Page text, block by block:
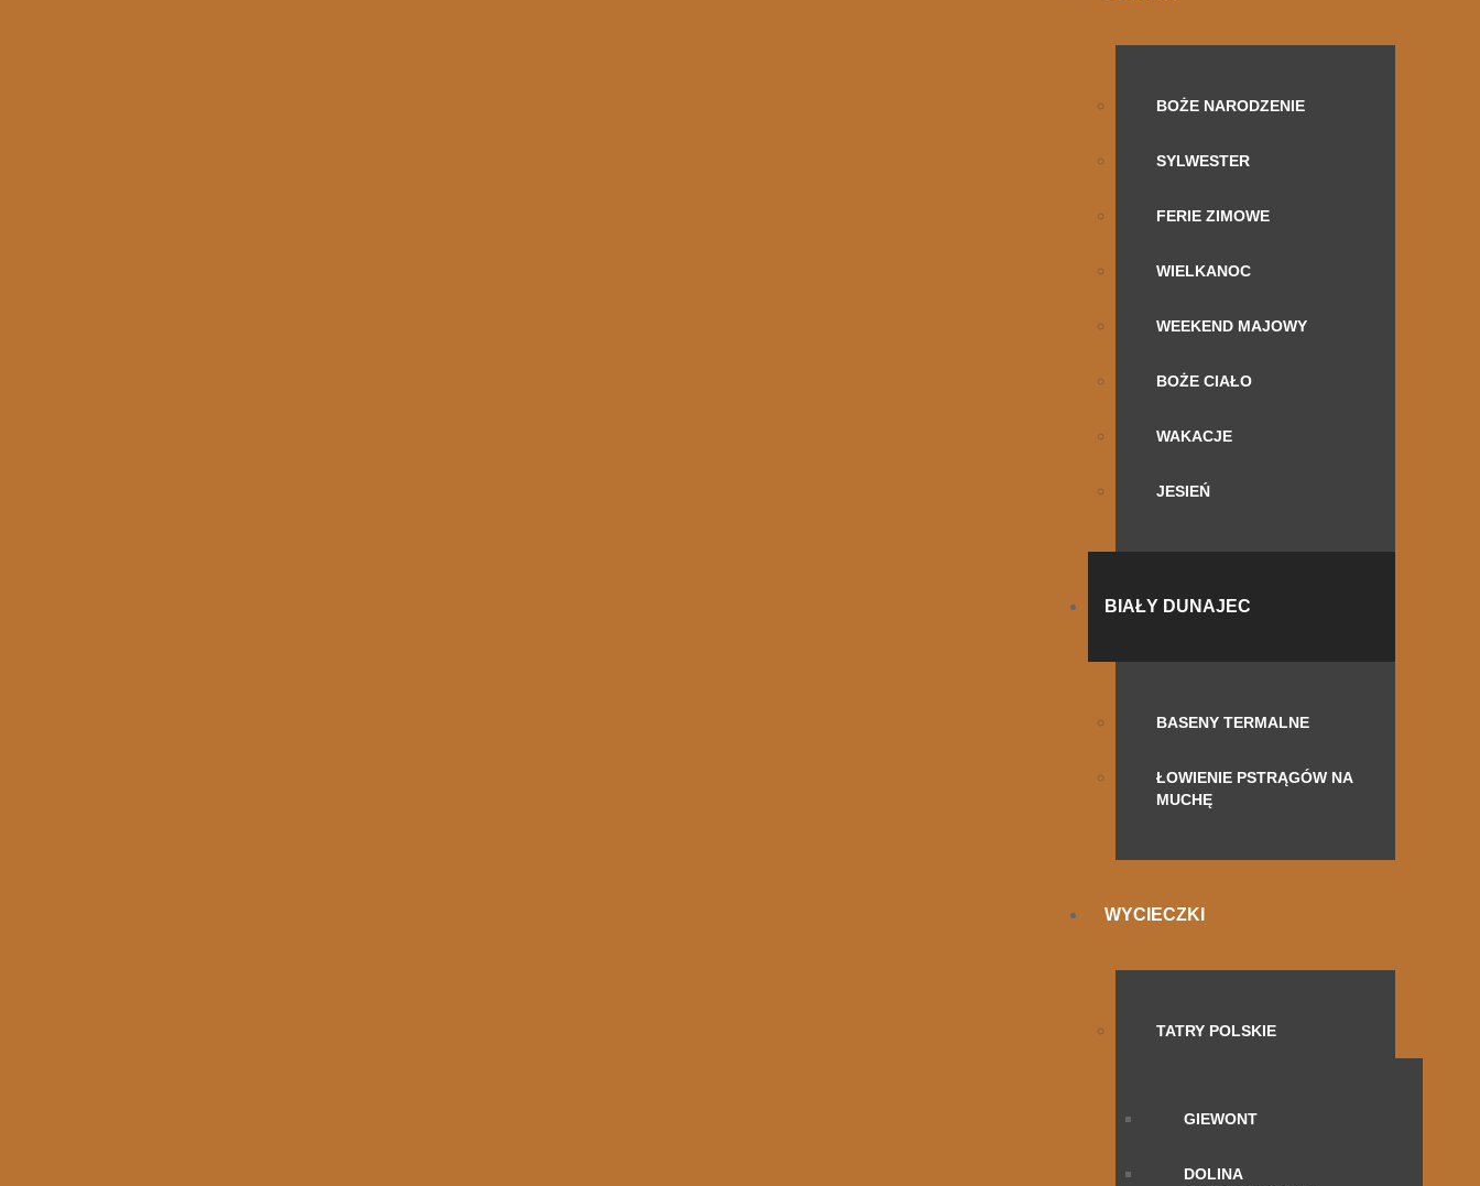
BOŻE NARODZENIE
SYLWESTER
FERIE ZIMOWE
WIELKANOC
WEEKEND MAJOWY
BOŻE CIAŁO
WAKACJE
JESIEŃ
BIAŁY DUNAJEC
BASENY TERMALNE
ŁOWIENIE PSTRĄGÓW NA
MUCHĘ
WYCIECZKI
TATRY POLSKIE
GIEWONT
DOLINA